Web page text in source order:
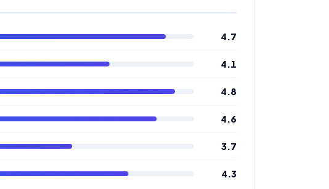
4.7
4.1
4.8
4.6
3.7
4.3